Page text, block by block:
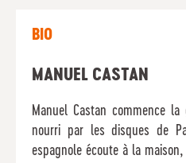
BIO
MANUEL CASTAN
Manuel Castan commence
nourri par les disques de
espagnole écoute à la